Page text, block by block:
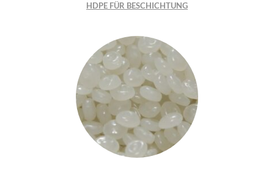
HDPE FÜR BESCHICHTUNG
REPEBOlen
6100 MATT
(HDPE) Flaschen
HDPE FÜR BLASFORMEN –
FLASCHEN